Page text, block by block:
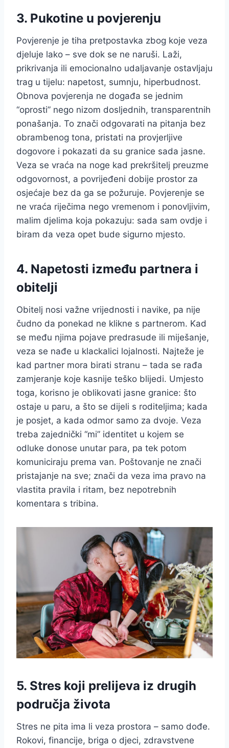
3. Pukotine u povjerenju
Povjerenje je tiha pretpostavka zbog koje veza
djeluje lako – sve dok se ne naruši. Laži,
prikrivanja ili emocionalno udaljavanje ostavljaju
trag u tijelu: napetost, sumnju, hiperbudnost.
Obnova povjerenja ne događa se jednim
“oprosti” nego nizom dosljednih, transparentnih
ponašanja. To znači odgovarati na pitanja bez
obrambenog tona, pristati na provjerljive
dogovore i pokazati da su granice sada jasne.
Veza se vraća na noge kad prekršitelj preuzme
odgovornost, a povrijeđeni dobije prostor za
osjećaje bez da ga se požuruje. Povjerenje se
ne vraća riječima nego vremenom i ponovljivim,
malim djelima koja pokazuju: sada sam ovdje i
biram da veza opet bude sigurno mjesto.
4. Napetosti između partnera i
obitelji
Obitelj nosi važne vrijednosti i navike, pa nije
čudno da ponekad ne klikne s partnerom. Kad
se među njima pojave predrasude ili miješanje,
veza se nađe u klackalici lojalnosti. Najteže je
kad partner mora birati stranu – tada se rađa
zamjeranje koje kasnije teško blijedi. Umjesto
toga, korisno je oblikovati jasne granice: što
ostaje u paru, a što se dijeli s roditeljima; kada
je posjet, a kada odmor samo za dvoje. Veza
treba zajednički “mi” identitet u kojem se
odluke donose unutar para, pa tek potom
komuniciraju prema van. Poštovanje ne znači
pristajanje na sve; znači da veza ima pravo na
vlastita pravila i ritam, bez nepotrebnih
komentara s tribina.
5. Stres koji prelijeva iz drugih
područja života
Stres ne pita ima li veza prostora – samo dođe.
Rokovi, financije, briga o djeci, zdravstvene